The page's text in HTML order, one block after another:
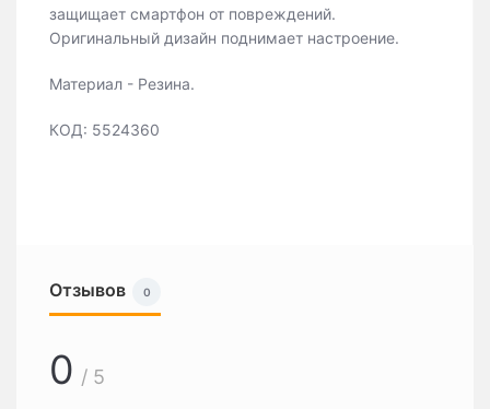
защищает смартфон от повреждений.
Оригинальный дизайн поднимает настроение.
Материал - Резина.
КОД: 5524360
Отзывов 0
0 / 5